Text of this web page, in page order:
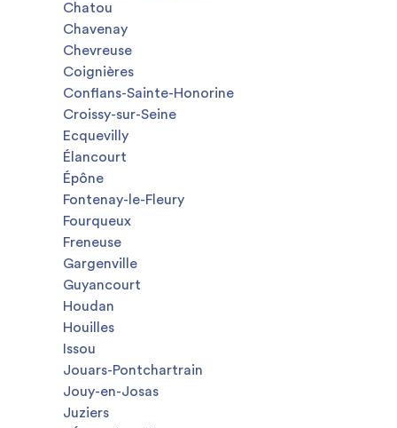
Chatou
Chavenay
Chevreuse
Coignières
Conflans-Sainte-Honorine
Croissy-sur-Seine
Ecquevilly
Élancourt
Épône
Fontenay-le-Fleury
Fourqueux
Freneuse
Gargenville
Guyancourt
Houdan
Houilles
Issou
Jouars-Pontchartrain
Jouy-en-Josas
Juziers